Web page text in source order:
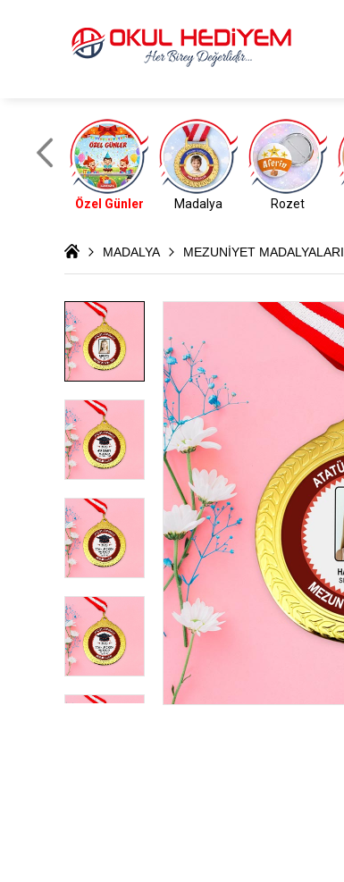
Özel Günler Madalya Rozet
MADALYA MEZUNİYET MADALYALARI